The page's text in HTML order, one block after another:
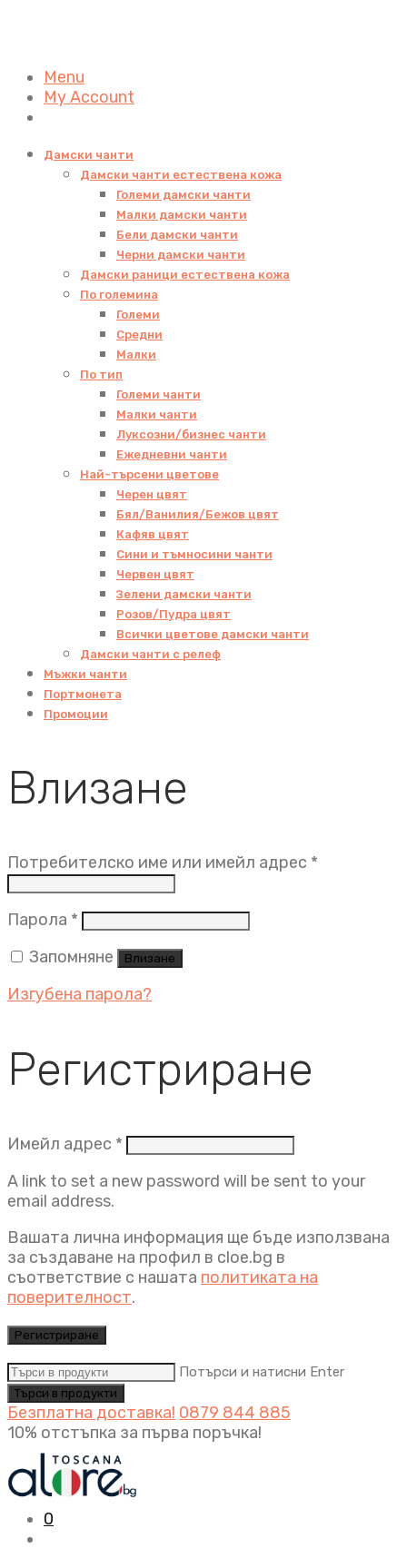
Menu
My Account
Дамски чанти
Дамски чанти естествена кожа
Големи дамски чанти
Малки дамски чанти
Бели дамски чанти
Черни дамски чанти
Дамски раници естествена кожа
По големина
Големи
Средни
Малки
По тип
Големи чанти
Малки чанти
Луксозни/бизнес чанти
Ежедневни чанти
Най-търсени цветове
Черен цвят
Бял/Ванилия/Бежов цвят
Кафяв цвят
Сини и тъмносини чанти
Червен цвят
Зелени дамски чанти
Розов/Пудра цвят
Всички цветове дамски чанти
Дамски чанти с релеф
Мъжки чанти
Портмонета
Промоции
Влизане
Потребителско име или имейл адрес *
Парола * Задължително
Запомняне
Влизане
Изгубена парола?
Регистриране
Имейл адрес * Задължително
A link to set a new password will be sent to your
email address.
Вашата лична информация ще бъде използвана
за създаване на профил в cloe.bg в
съответствие с нашата политиката на
поверителност.
Регистриране
Потърси и натисни Enter
Безплатна доставка! 0879 844 885
10% отстъпка за първа поръчка!
0